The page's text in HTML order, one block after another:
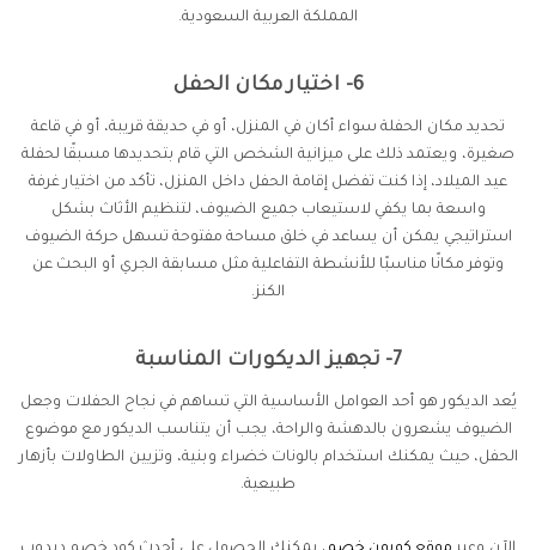
المملكة العربية السعودية.
6- اختيار مكان الحفل
تحديد مكان الحفلة سواء أكان في المنزل، أو في حديقة قريبة، أو في قاعة
صغيرة، ويعتمد ذلك على ميزانية الشخص التي قام بتحديدها مسبقًا لحفلة
عيد الميلاد، إذا كنت تفضل إقامة الحفل داخل المنزل، تأكد من اختيار غرفة
واسعة بما يكفي لاستيعاب جميع الضيوف، لتنظيم الأثاث بشكل
استراتيجي يمكن أن يساعد في خلق مساحة مفتوحة تسهل حركة الضيوف
وتوفر مكانًا مناسبًا للأنشطة التفاعلية مثل مسابقة الجري أو البحث عن
الكنز.
7- تجهيز الديكورات المناسبة
يُعد الديكور هو أحد العوامل الأساسية التي تساهم في نجاح الحفلات وجعل
الضيوف يشعرون بالدهشة والراحة، يجب أن يتناسب الديكور مع موضوع
الحفل، حيث يمكنك استخدام بالونات خضراء وبنية، وتزيين الطاولات بأزهار
طبيعية.